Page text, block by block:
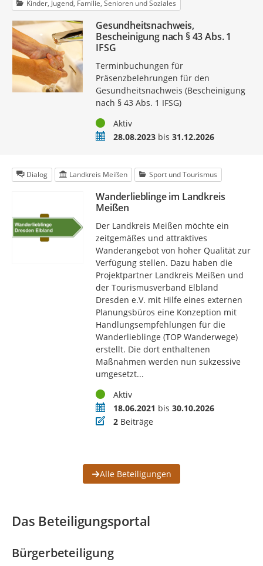
Kinder, Jugend, Familie, Senioren und Soziales
Gesundheitsnachweis,
Bescheinigung nach § 43 Abs. 1
IFSG
Terminbuchungen für
Präsenzbelehrungen für den
Gesundheitsnachweis (Bescheinigung
nach § 43 Abs. 1 IFSG)
StatusAktiv
Zeitraum28.08.2023bis 31.12.2026
Dialog Landkreis Meißen Sport und Tourismus
Wanderlieblinge im Landkreis
Meißen
Der Landkreis Meißen möchte ein
zeitgemäßes und attraktives
Wanderangebot von hoher Qualität zur
Verfügung stellen. Dazu haben die
Projektpartner Landkreis Meißen und
der Tourismusverband Elbland
Dresden e.V. mit Hilfe eines externen
Planungsbüros eine Konzeption mit
Handlungsempfehlungen für die
Wanderlieblinge (TOP Wanderwege)
erstellt. Die dort enthaltenen
Maßnahmen werden nun sukzessive
umgesetzt...
StatusAktiv
Zeitraum18.06.2021 bis 30.10.2026
Beiträge
2Beiträge
Alle Beteiligungen
Das Beteiligungsportal
Bürgerbeteiligung